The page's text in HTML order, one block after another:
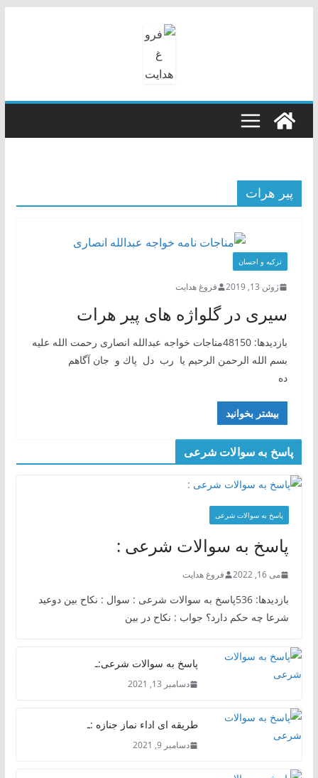
پیر هرات
تزکیه و احسان
ژوئن 13, 2019 فروغ هدایت
سیری در گلواژه های پیر هرات
بازدیدها: 48150مناجات خواجه عبدالله انصاری رحمت الله علیه
بسم الله الرحمن الرحیم یا رب دل پاك و جان آگاهم
ده
بیشتر بخوانید
پاسخ به سوالات شرعی
پاسخ به سوالات شرعی
پاسخ به سوالات شرعی :
می 16, 2022 فروغ هدایت
بازدیدها: 536پاسخ به سوالات شرعی : سوال : نکاح بین دوعید
شرعا چه حکم دارد؟ جواب : نکاح در بین
پاسخ به سوالات شرعی:ـ
دسامبر 13, 2021
طریقه ای اداء نماز جنازه :ـ
دسامبر 9, 2021